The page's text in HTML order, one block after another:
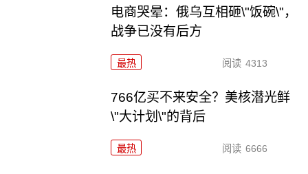
电商哭晕：俄乌互相砸\"饭碗\"，
战争已没有后方
最热 阅读 4313
766亿买不来安全？美核潜光鲜
\"大计划\"的背后
最热 阅读 6666